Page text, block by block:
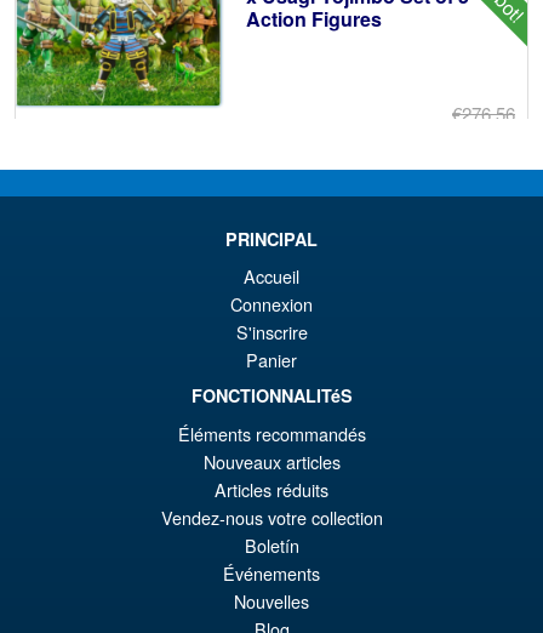
Action Figures
€276.56
VORBESTELLUNGEN
NECA Batman 1966 Clothed
Action Figure
VORBESTELLUNGEN
Teenage Mutant Ninja Turtles
x Usagi Yojimbo Ultimate
PRINCIPAL
Accueil
Connexion
S'inscrire
Panier
FONCTIONNALITéS
Éléments recommandés
Nouveaux articles
Articles réduits
Vendez-nous votre collection
Boletín
Événements
Nouvelles